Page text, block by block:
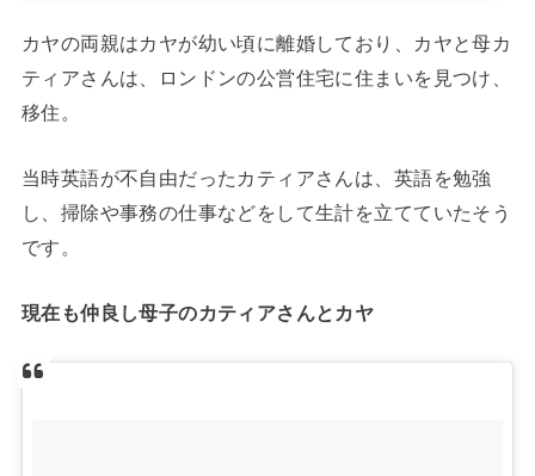
カヤの両親はカヤが幼い頃に離婚しており、カヤと母カ
ティアさんは、ロンドンの公営住宅に住まいを見つけ、
移住。
当時英語が不自由だったカティアさんは、英語を勉強
し、掃除や事務の仕事などをして生計を立てていたそう
です。
現在も仲良し母子のカティアさんとカヤ